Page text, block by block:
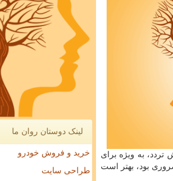
به ویژه برای
بود، بهتر است
لینک دوستان روان ما
خرید و فروش خودرو
طراحی سایت